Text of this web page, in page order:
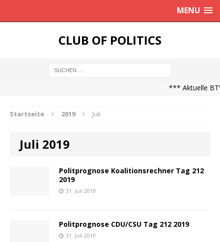
MENU
CLUB OF POLITICS
*** Aktuelle
Startseite 2019 Juli
Juli 2019
Politprognose Koalitionsrechner Tag 212
2019
31. Juli 2019
Politprognose CDU/CSU Tag 212 2019
31. Juli 2019